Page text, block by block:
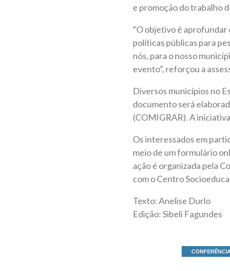
e promoção do trabalho
“O objetivo é
políticas públicas para
nós, para o nosso
evento”, reforçou a
Diversos municípios no
documento será
(COMIGRAR). A
Os interessados em
meio de um formulário
ação é organizada pela
com o Centro
Texto: Anelise Durlo
Edição: Sibeli Fagundes